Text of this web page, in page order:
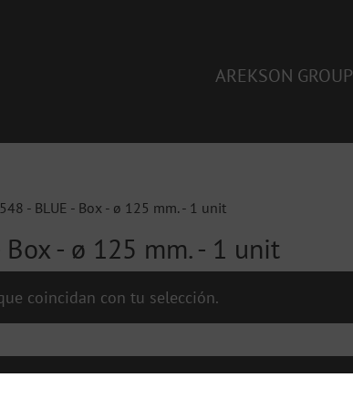
AREKSON GROUP
- BLUE - Box - ø 125 mm. - 1 unit
- ø 125 mm. - 1 unit
coincidan con tu selección.